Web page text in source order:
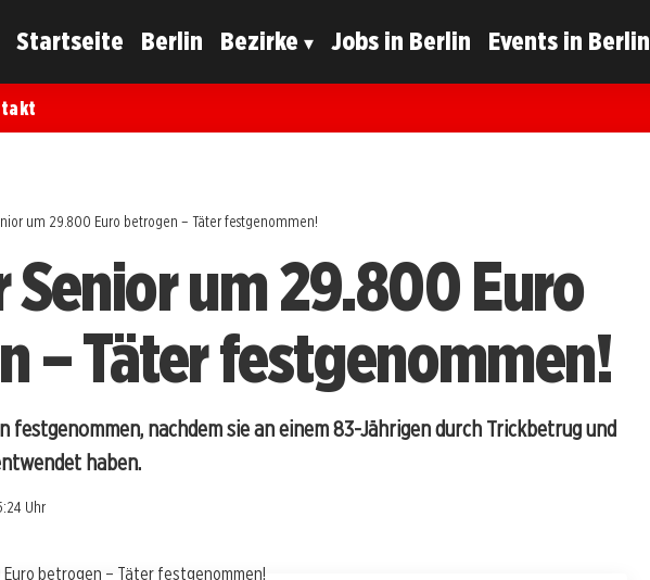
Startseite Berlin Bezirke Jobs in Berlin Events in Berlin
um 29.800 Euro betrogen – Täter festgenommen!
Senior um 29.800 Euro
– Täter festgenommen!
festgenommen, nachdem sie an einem 83-Jährigen durch Trickbetrug und
haben.
Uhr